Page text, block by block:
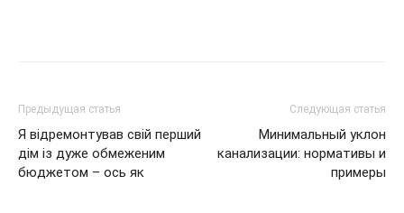
Предыдущая статья
Я відремонтував свій перший
дім із дуже обмеженим
бюджетом – ось як
Следующая статья
Минимальный уклон
канализации: нормативы и
примеры